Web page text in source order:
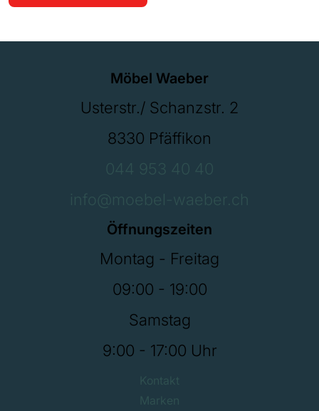
Möbel Waeber
Usterstr./ Schanzstr. 2
8330 Pfäffikon
044 953 40 40
info@moebel-waeber.ch
Öffnungszeiten
Montag - Freitag
09:00 - 19:00
Samstag
9:00 - 17:00 Uhr
Kontakt
Marken